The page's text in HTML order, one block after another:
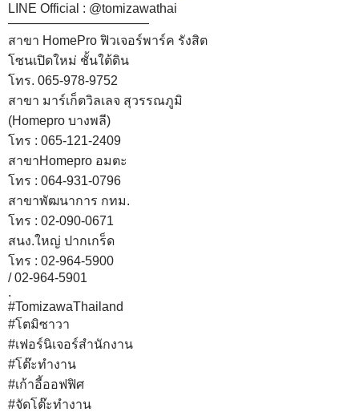
LINE Official : @tomizawathai
———————————
สาขา HomePro ฟิวเจอร์พาร์ค รังสิต
โซนเปิดใหม่ ชั้นใต้ดิน
โทร. 065-978-9752
สาขา มาร์เก็ตวิลเลจ สุวรรณภูมิ
(Homepro บางพลี)
โทร : 065-121-2409
สาขาHomepro อมตะ
โทร : 064-931-0796
สาขาพัฒนาการ กทม.
โทร : 02-090-0671
สนง.ใหญ่ ปากเกร็ด
โทร : 02-964-5900
/ 02-964-5901
.
#TomizawaThailand
#โตมิซาวา
#เฟอร์นิเจอร์สำนักงาน
#โต๊ะทำงาน
#เก้าอี้ออฟฟิศ
#จัดโต๊ะทำงาน